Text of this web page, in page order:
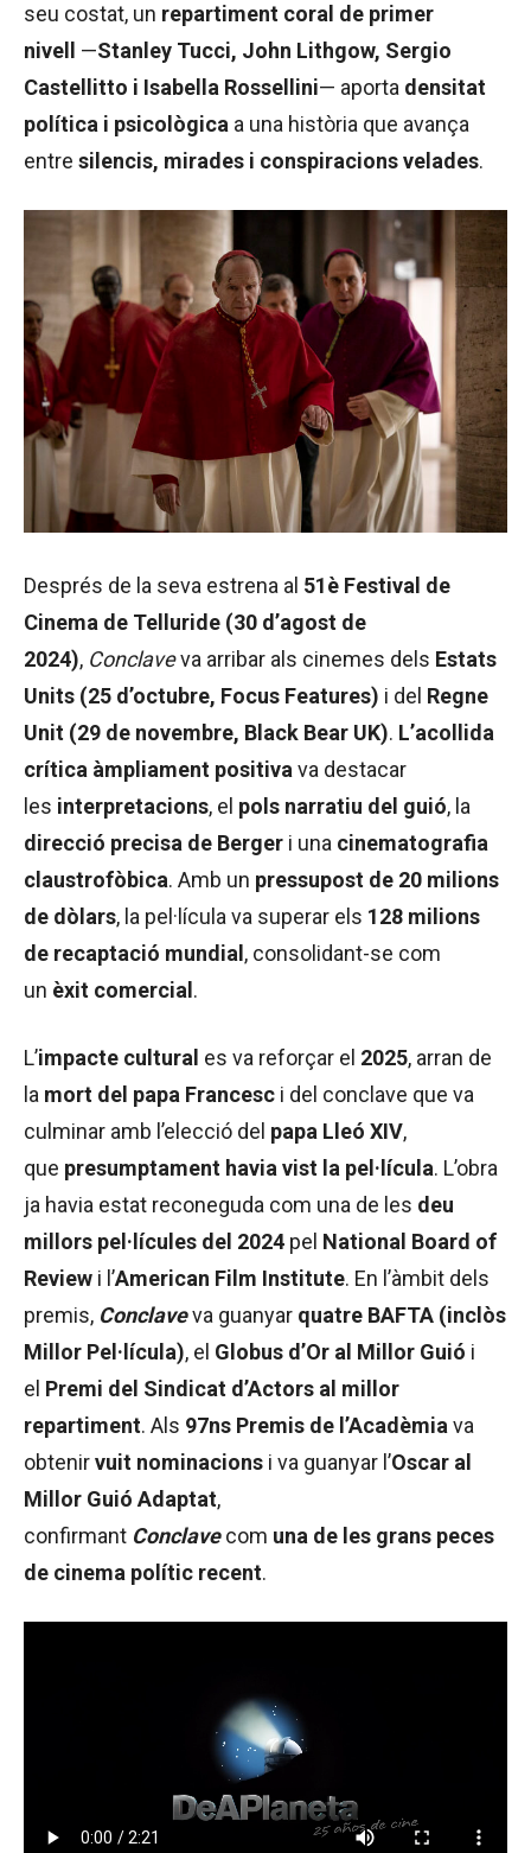
seu costat, un repartiment coral de primer
nivell
—Stanley Tucci, John Lithgow, Sergio
Castellitto i Isabella Rossellini— aporta densitat
política i psicològica a una història que avança
entre silencis, mirades i conspiracions velades.
Després de la seva estrena al 51è Festival de
Cinema de Telluride (30 d’agost de
2024), Conclaveva arribar als cinemes dels Estats
Units (25 d’octubre, Focus Features) i del Regne
Unit (29 de novembre, Black Bear UK). L’acollida
crítica àmpliament positivava destacar
les interpretacions, el pols narratiu del guió, la
direcció precisa de Berger i una cinematografia
claustrofòbica. Amb un pressupost de 20 milions
de dòlars, la pel·lícula va superar els 128 milions
de recaptació mundial , consolidant-se com
un èxit comercial .
L’impacte cultural es va reforçar el 2025, arran de
la mort del papa Francesc i del conclave que va
culminar amb l’elecció del papa Lleó XIV,
que presumptament havia vist la pel·lícula. L’obra
ja havia estat reconeguda com una de les deu
millors pel·lícules del 2024 pel National Board of
Review i l’American Film Institute. En l’àmbit dels
premis, Conclaveva guanyar quatre BAFTA (inclòs
Millor Pel·lícula), el Globus d’Or al Millor Guió i
el Premi del Sindicat d’Actors al millor
repartiment. Als 97ns Premis de l’Acadèmiava
obtenirvuit nominacions i va guanyar l’Oscar al
Millor Guió Adaptat,
confirmant Conclavecom una de les grans peces
de cinema polític recent.